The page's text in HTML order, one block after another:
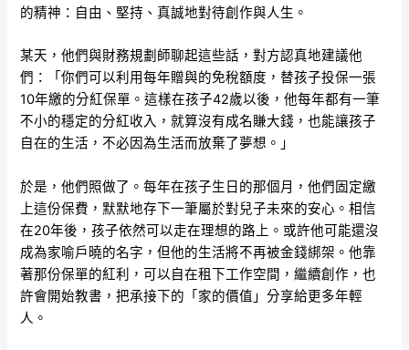
的精神：自由、堅持、真誠地對待創作與人生。
某天，他們與財務規劃師聊起這些話，對方認真地建議他
們：「你們可以利用每年贈與的免稅額度，替孩子投保一張
10年繳的分紅保單。這樣在孩子42歲以後，他每年都有一筆
不小的穩定的分紅收入，就算沒有成名賺大錢，也能讓孩子
自在的生活，不必因為生活而放棄了夢想。」
於是，他們照做了。每年在孩子生日的那個月，他們固定繳
上這份保費，默默地存下一筆屬於對兒子未來的安心。相信
在20年後，孩子依然可以走在理想的路上。或許他可能還沒
成為家喻戶曉的名字，但他的生活將不再被金錢綁架。他靠
著那份保單的紅利，可以自在租下工作空間，繼續創作，也
許會開始教書，把承接下的「家的價值」分享給更多年輕
人。